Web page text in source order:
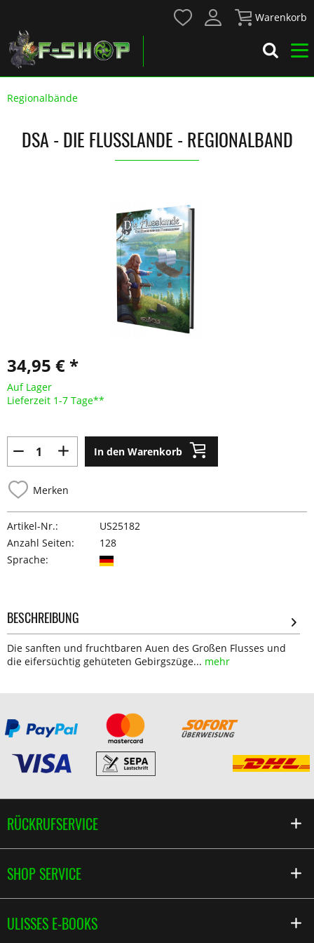
Warenkorb
Regionalbände
DSA - DIE FLUSSLANDE - REGIONALBAND
34,95 € *
Auf Lager
Lieferzeit 1-7 Tage**
In den Warenkorb
Merken
Artikel-Nr.:
US25182
Anzahl Seiten:
128
Sprache:
BESCHREIBUNG
Die sanften und fruchtbaren Auen des Großen Flusses und
die eifersüchtig gehüteten Gebirgszüge... mehr
RÜCKRUFSERVICE
SHOP SERVICE
ULISSES E-BOOKS